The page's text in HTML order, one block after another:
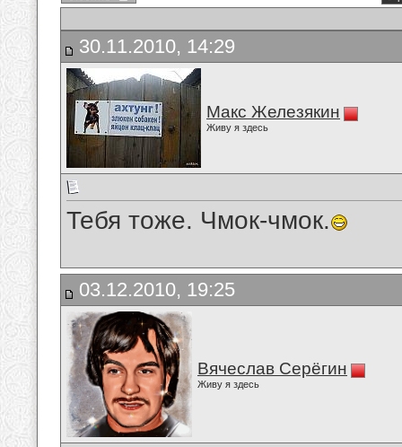
30.11.2010, 14:29
Макс Железякин
Живу я здесь
Тебя тоже. Чмок-чмок.
03.12.2010, 19:25
Вячеслав Серёгин
Живу я здесь